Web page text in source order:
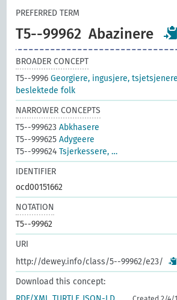
PREFERRED TERM
T5--99962 Abazinere
BROADER CONCEPT
T5--9996Georgiere, ingusjere,
beslektede folk
NARROWER CONCEPTS
T5--999623Abkhasere
T5--999625Adygeere
T5--999624Tsjerkessere, …
IDENTIFIER
ocd00151662
NOTATION
T5--99962
URI
http://dewey.info/class/5--99962/e23/
Download this concept: